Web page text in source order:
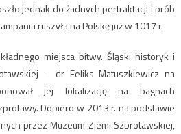
jednak do żadnych pertraktacji i prób
ruszyła na Polskę już w 1017 r.
miejsca bitwy. Śląski historyk i
– dr Feliks Matuszkiewicz na
jej lokalizację na bagnach
Dopiero w 2013 r. na podstawie
przez Muzeum Ziemi Szprotawskiej,